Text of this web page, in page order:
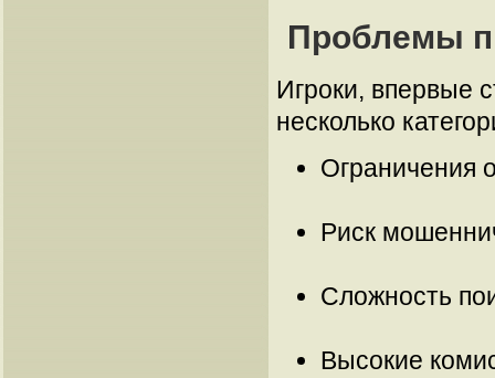
Проблемы
Игроки, впервые
несколько
Ограничения
Риск
Сложность
Высокие